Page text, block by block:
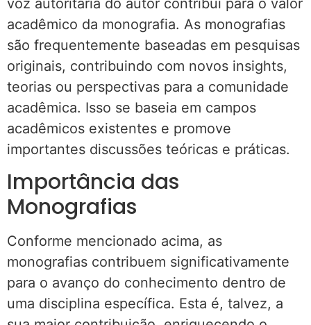
voz autoritária do autor contribui para o valor
acadêmico da monografia. As monografias
são frequentemente baseadas em pesquisas
originais, contribuindo com novos insights,
teorias ou perspectivas para a comunidade
acadêmica. Isso se baseia em campos
acadêmicos existentes e promove
importantes discussões teóricas e práticas.
Importância das
Monografias
Conforme mencionado acima, as
monografias contribuem significativamente
para o avanço do conhecimento dentro de
uma disciplina específica. Esta é, talvez, a